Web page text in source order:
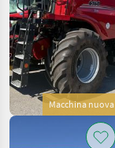
PERCORSO
ATTUALE
Settore
agricolo
Raccolto
Agricolo
Mietitrebbiatrice
Reimposta
Macchina nuova